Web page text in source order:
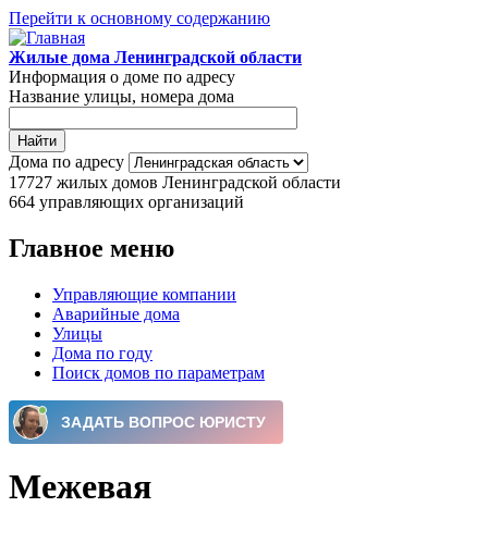
Перейти к основному содержанию
Жилые дома Ленинградской области
Информация о доме по адресу
Название улицы, номера дома
Дома по адресу
17727 жилых домов Ленинградской области
664 управляющих организаций
Главное меню
Управляющие компании
Аварийные дома
Улицы
Дома по году
Поиск домов по параметрам
Межевая